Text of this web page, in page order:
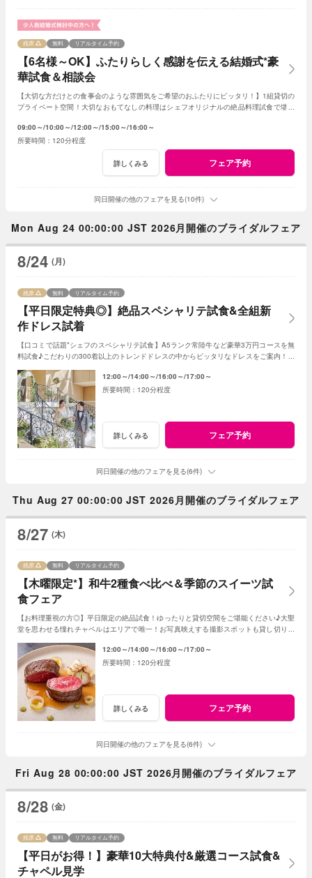
【6名様～OK】ふたりらしく感謝を伝える結婚式*豪
華試食＆相談会
残席 無料 リアルタイム予約
【大切な方だけとの食事会のような雰囲気をご希望のおふたりにピッタリ！】1組貸切の
プライベート空間！大切なおもてなしの料理はシェフオリジナルの絶品料理試食で堪能
09:00～ 10:00～ 12:00～ 15:00～ 16:00～
120分程度
詳しくみる フェア予約
同日開催の他のフェアを見る(10件)
Mon Aug 24 00:00:00 JST 2026月開催のブライダルフェア
8/24 (月)
【平日限定特典◎】絶品スペシャリテ試食&全組新
作ドレス試着
残席 無料 リアルタイム予約
【口コミで話題*シェフのスペシャリテ試食】A5ランク常陸牛など豪華3万円コースを無
料試食♪こだわりの300着以上のトレンドドレスの中からピッタリなドレスをご案内！会
12:00～ 14:00～ 16:00～ 17:00～
120分程度
詳しくみる フェア予約
同日開催の他のフェアを見る(6件)
Thu Aug 27 00:00:00 JST 2026月開催のブライダルフェア
8/27 (木)
【木曜限定*】和牛2種食べ比べ＆季節のスイーツ試
食フェア
残席 無料 リアルタイム予約
【お料理重視の方◎】平日限定の絶品試食！ゆったりと貸切空間をご堪能ください♪大聖
堂を思わせる憧れチャペルはエリアで唯一！お写真映えする撮影スポットも貸し切り！
12:00～ 14:00～ 16:00～ 17:00～
120分程度
詳しくみる フェア予約
同日開催の他のフェアを見る(6件)
Fri Aug 28 00:00:00 JST 2026月開催のブライダルフェア
8/28 (金)
【平日がお得！】豪華10大特典付&厳選コース試食&
チャペル見学
残席 無料 リアルタイム予約